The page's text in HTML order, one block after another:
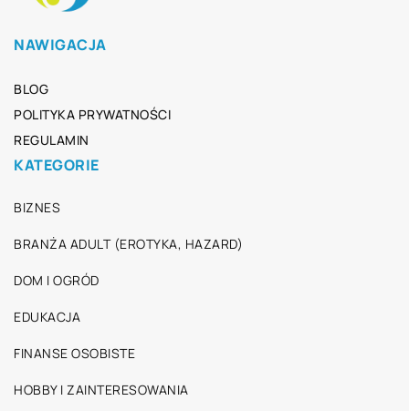
NAWIGACJA
BLOG
POLITYKA PRYWATNOŚCI
REGULAMIN
KATEGORIE
BIZNES
BRANŻA ADULT (EROTYKA, HAZARD)
DOM I OGRÓD
EDUKACJA
FINANSE OSOBISTE
HOBBY I ZAINTERESOWANIA